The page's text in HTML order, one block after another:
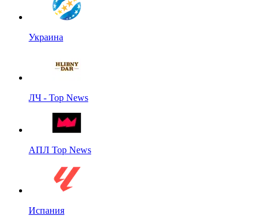
Украина
ЛЧ - Top News
АПЛ Top News
Испания